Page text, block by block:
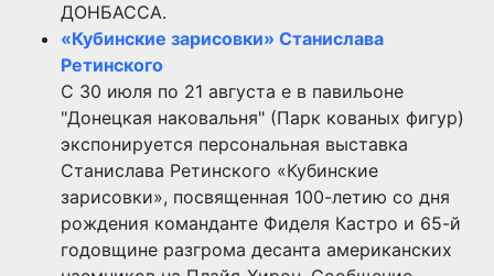
ДОНБАССА.
«Кубинские зарисовки» Станислава
Ретинского
С 30 июля по 21 августа е в павильоне
"Донецкая наковальня" (Парк кованых фигур)
экспонируется персональная выставка
Станислава Ретинского «Кубинские
зарисовки», посвященная 100-летию со дня
рождения команданте Фиделя Кастро и 65-й
годовщине разгрома десанта американских